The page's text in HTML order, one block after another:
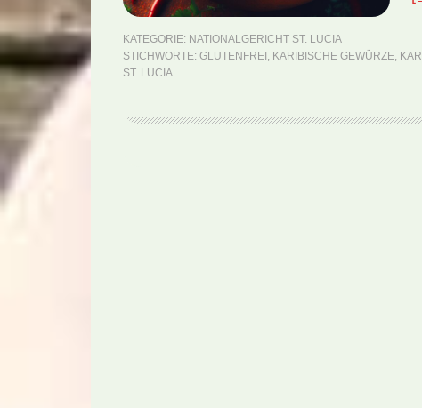
KATEGORIE: NATIONALGERICHT ST. LUCIA
STICHWORTE: GLUTENFREI , KARIBISCHE GEWÜRZE,
ST. LUCIA